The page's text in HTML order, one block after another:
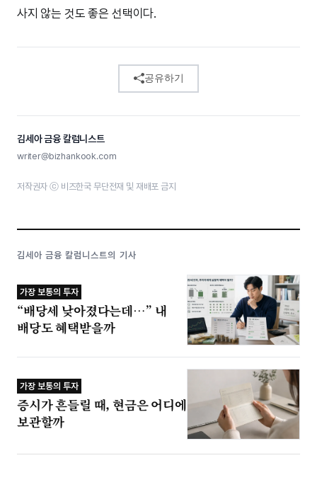
사지 않는 것도 좋은 선택이다.
공유하기
김세아 금융 칼럼니스트
writer@bizhankook.com
저작권자 ⓒ 비즈한국 무단전재 및 재배포 금지
김세아 금융 칼럼니스트의 기사
가장 보통의 투자
“배당세 낮아졌다는데…” 내
배당도 혜택받을까
가장 보통의 투자
증시가 흔들릴 때, 현금은 어디에
보관할까